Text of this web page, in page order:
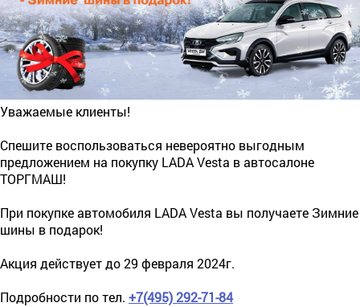
Уважаемые клиенты!
Спешите воспользоваться невероятно выгодным
предложением на покупку LADA Vesta в автосалоне
ТОРГМАШ!
При покупке автомобиля LADA Vesta вы получаете Зимние
шины в подарок!
Акция действует до 29 февраля 2024г.
Подробности по тел. +7(495) 292-71-84